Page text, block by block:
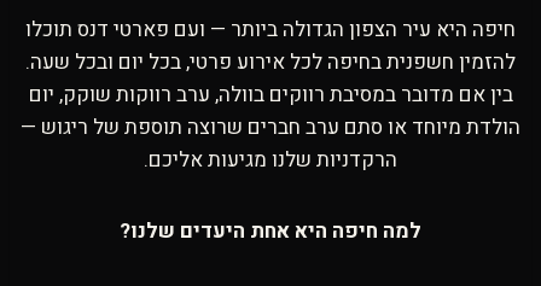
חיפה היא עיר הצפון הגדולה ביותר — ועם פארטי דנס תוכלו
להזמין חשפנית בחיפה לכל אירוע פרטי, בכל יום ובכל שעה.
בין אם מדובר במסיבת רווקים בוולה, ערב רווקות שוקק, יום
הולדת מיוחד או סתם ערב חברים שרוצה תוספת של ריגוש —
הרקדניות שלנו מגיעות אליכם.
למה חיפה היא אחת היעדים שלנו?